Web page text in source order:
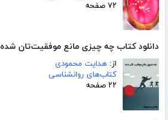
۷۲ صفحه
دانلود کتاب چه چیزی مانع موفقیت‌تان شده
از: هدایت محمودی
کتاب‌های روانشناسی
۲۲ صفحه